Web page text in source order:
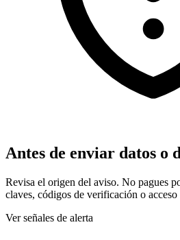
Antes de enviar datos o
Revisa el origen del aviso. No pagues
claves, códigos de verificación o acceso
Ver señales de alerta